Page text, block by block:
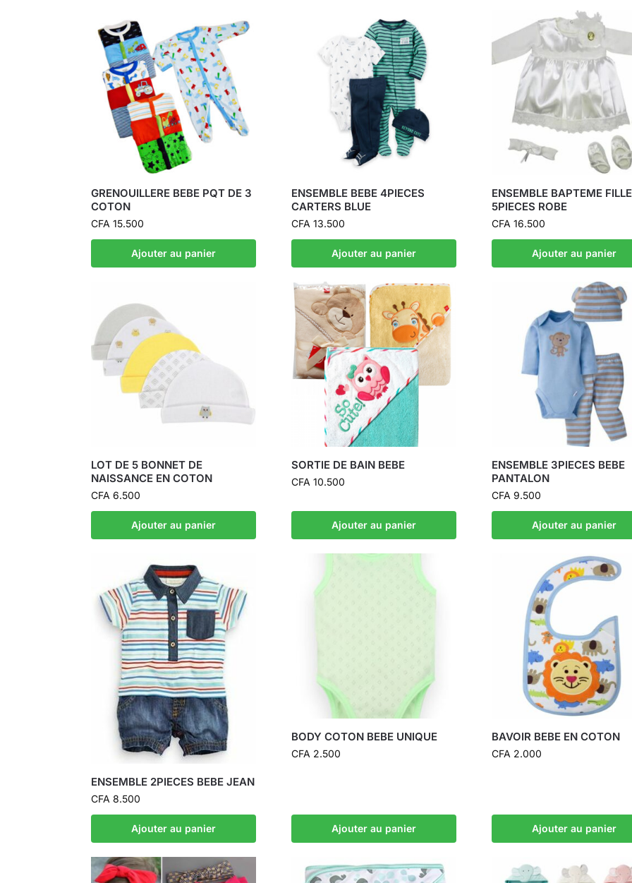
GRENOUILLERE BEBE PQT DE 3
COTON
CFA 15.500
Ajouter au panier
ENSEMBLE BEBE 4PIECES
CARTERS BLUE
CFA 13.500
Ajouter au panier
ENSEMBLE BAPTEME FILLE
5PIECES ROBE
CFA 16.500
Ajouter au panier
LOT DE 5 BONNET DE
NAISSANCE EN COTON
CFA 6.500
Ajouter au panier
SORTIE DE BAIN BEBE
CFA 10.500
Ajouter au panier
ENSEMBLE 3PIECES BEBE
PANTALON
CFA 9.500
Ajouter au panier
ENSEMBLE 2PIECES BEBE JEAN
CFA 8.500
Ajouter au panier
BODY COTON BEBE UNIQUE
CFA 2.500
Ajouter au panier
BAVOIR BEBE EN COTON
CFA 2.000
Ajouter au panier